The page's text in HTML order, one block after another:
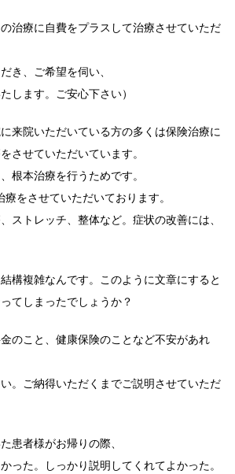
治療に自費をプラスして治療させていただ
き、ご希望を伺い、
します。ご安心下さい）
来院いただいている方の多くは保険治療に
させていただいています。
根本治療を行うためです。
をさせていただいております。
ストレッチ、整体など。症状の改善には、
構複雑なんです。このように文章にすると
てしまったでしょうか？
のこと、健康保険のことなど不安があれ
。ご納得いただくまでご説明させていただ
患者様がお帰りの際、
った。しっかり説明してくれてよかった。